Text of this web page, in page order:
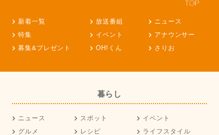
新着一覧 放送番組
ニュース
特集
イベント
アナウンサー
募集&プレゼント
OH!くん さりお
暮らし
ニュース スポット
イベント
グルメ
レシピ
ライフスタイル